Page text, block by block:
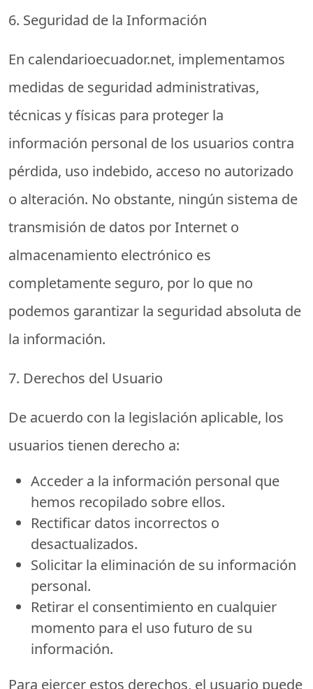
6. Seguridad de la Información
En calendarioecuador.net, implementamos
medidas de seguridad administrativas,
técnicas y físicas para proteger la
información personal de los usuarios contra
pérdida, uso indebido, acceso no autorizado
o alteración. No obstante, ningún sistema de
transmisión de datos por Internet o
almacenamiento electrónico es
completamente seguro, por lo que no
podemos garantizar la seguridad absoluta de
la información.
7. Derechos del Usuario
De acuerdo con la legislación aplicable, los
usuarios tienen derecho a:
Acceder a la información personal que
hemos recopilado sobre ellos.
Rectificar datos incorrectos o
desactualizados.
Solicitar la eliminación de su información
personal.
Retirar el consentimiento en cualquier
momento para el uso futuro de su
información.
Para ejercer estos derechos, el usuario puede